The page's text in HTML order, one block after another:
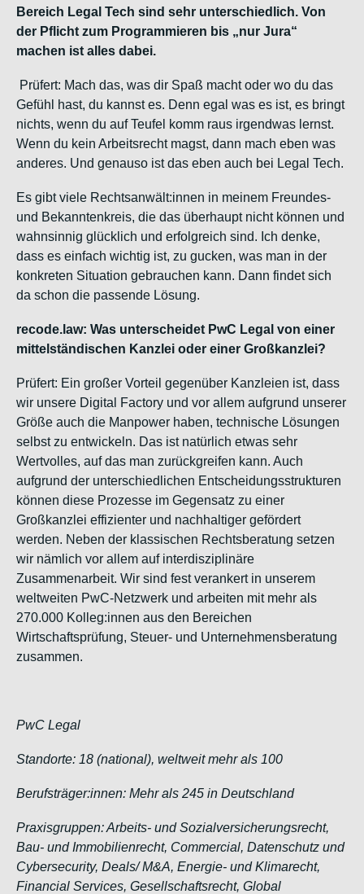
Bereich Legal Tech sind sehr unterschiedlich. Von
der Pflicht zum Programmieren bis „nur Jura“
machen ist alles dabei.
Prüfert: Mach das, was dir Spaß macht oder wo du das
Gefühl hast, du kannst es. Denn egal was es ist, es bringt
nichts, wenn du auf Teufel komm raus irgendwas lernst.
Wenn du kein Arbeitsrecht magst, dann mach eben was
anderes. Und genauso ist das eben auch bei Legal Tech.
Es gibt viele Rechtsanwält:innen in meinem Freundes-
und Bekanntenkreis, die das überhaupt nicht können und
wahnsinnig glücklich und erfolgreich sind. Ich denke,
dass es einfach wichtig ist, zu gucken, was man in der
konkreten Situation gebrauchen kann. Dann findet sich
da schon die passende Lösung.
recode.law: Was unterscheidet PwC Legal von einer
mittelständischen Kanzlei oder einer Großkanzlei?
Prüfert: Ein großer Vorteil gegenüber Kanzleien ist, dass
wir unsere Digital Factory und vor allem aufgrund unserer
Größe auch die Manpower haben, technische Lösungen
selbst zu entwickeln. Das ist natürlich etwas sehr
Wertvolles, auf das man zurückgreifen kann. Auch
aufgrund der unterschiedlichen Entscheidungsstrukturen
können diese Prozesse im Gegensatz zu einer
Großkanzlei effizienter und nachhaltiger gefördert
werden. Neben der klassischen Rechtsberatung setzen
wir nämlich vor allem auf interdisziplinäre
Zusammenarbeit. Wir sind fest verankert in unserem
weltweiten PwC-Netzwerk und arbeiten mit mehr als
270.000 Kolleg:innen aus den Bereichen
Wirtschaftsprüfung, Steuer- und Unternehmensberatung
zusammen.
PwC Legal
Standorte: 18 (national), weltweit mehr als 100
Berufsträger:innen: Mehr als 245 in Deutschland
Praxisgruppen: Arbeits- und Sozialversicherungsrecht,
Bau- und Immobilienrecht, Commercial, Datenschutz und
Cybersecurity, Deals/ M&A, Energie- und Klimarecht,
Financial Services, Gesellschaftsrecht, Global